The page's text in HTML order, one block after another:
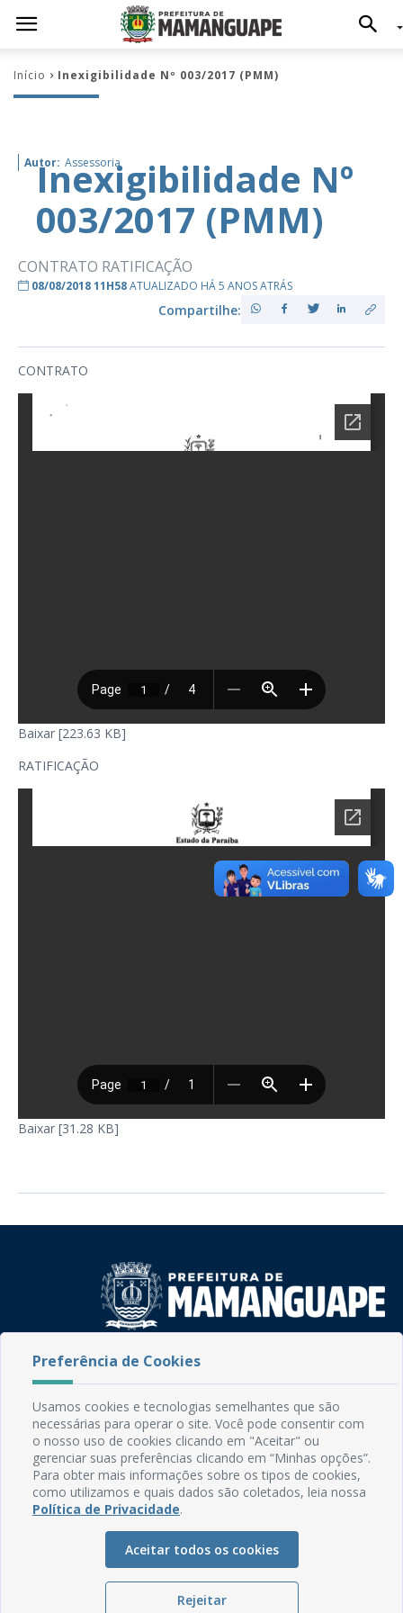
Início Inexigibilidade Nº 003/2017 (PMM)
Autor: Assessoria
Inexigibilidade Nº
003/2017 (PMM)
CONTRATO RATIFICAÇÃO
08/08/2018 11H58ATUALIZADO HÁ 5 ANOS ATRÁS
Compartilhe:
CONTRATO
Baixar [223.63 KB]
RATIFICAÇÃO
Baixar [31.28 KB]
Rua do Imperador, 78, Centro
CEP: 58.280-000 - Mamanguape/PB
Email: comunicacao@mamanguape.pb.gov.br
Expediente: Segunda à Sexta, das 08h às 13h
Mapa do Site
Perguntas frequentes
Manual de Navegação
Glossário
Ouvidoria
Serviços Internos
Preferência de Cookies
Usamos cookies e tecnologias semelhantes que são
necessárias para operar o site. Você pode consentir com
o nosso uso de cookies clicando em "Aceitar" ou
gerenciar suas preferências clicando em “Minhas opções”.
Para obter mais informações sobre os tipos de cookies,
como utilizamos e quais dados são coletados, leia nossa
Política de Privacidade.
Aceitar todos os cookies
Rejeitar